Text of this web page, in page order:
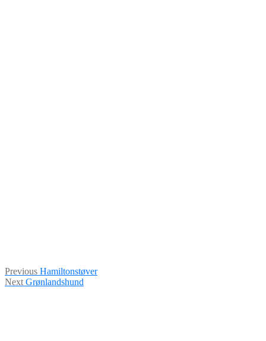
Indlægsnavigation
Previous Previous
post:
Hamiltonstøver
Next Next
Grønlandshund